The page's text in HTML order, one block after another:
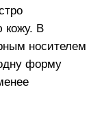
кожу. В
носителем
форму